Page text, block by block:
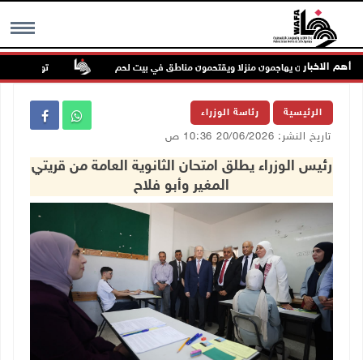
MENU أهم الاخبار
إرهابيون يهاجمون منزلا ويقتحمون مناطق في بيت لحم تواصل انتهاكات
الرئيسية رئاسة الوزراء
تاريخ النشر: 20/06/2026 10:36 ص
رئيس الوزراء يطلق امتحان الثانوية العامة من قريتي
المغير وأبو فلاح